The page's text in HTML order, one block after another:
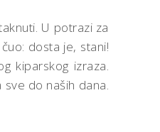
U potrazi za
dosta je, stani!
kiparskog izraza.
do naših dana.